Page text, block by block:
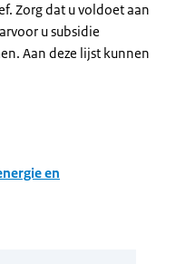
Zorg dat u voldoet aan
u subsidie
Aan deze lijst kunnen
en